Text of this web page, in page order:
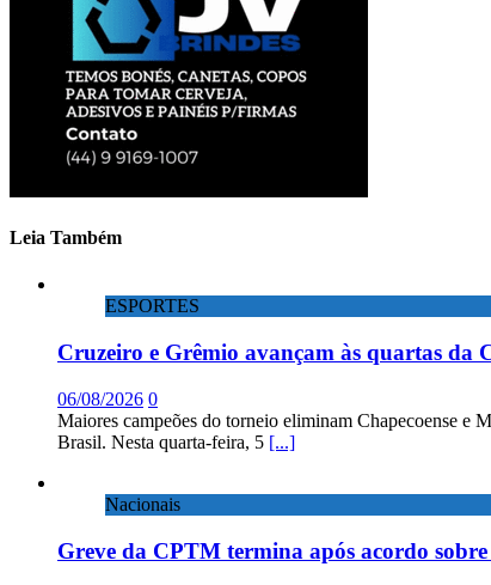
Leia Também
ESPORTES
Cruzeiro e Grêmio avançam às quartas da
06/08/2026 0
Maiores campeões do torneio eliminam Chapecoense e
Brasil. Nesta quarta-feira, 5 [...]
Nacionais
Greve da CPTM termina após acordo